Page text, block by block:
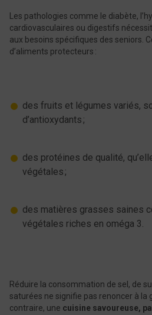
Les pathologies comme le diabète,
cardiovasculaires ou digestifs
aux besoins spécifiques des seniors.
d’aliments protecteurs :
des fruits et légumes variés,
d’antioxydants ;
des protéines de qualité,
végétales ;
des matières grasses saines
végétales riches en oméga 3.
Réduire la consommation de sel, de
saturées ne signifie pas renoncer à la
contraire, une cuisine savoureuse,